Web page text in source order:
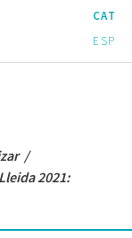
CAT
ESP
/
2021: